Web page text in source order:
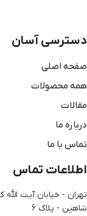
دسترسی آسان
صفحه اصلی
همه محصولات
مقالات
درباره ما
تماس با ما
اطلاعات تماس
تهران - خیابان آیت
شاهین - پلاک ۶